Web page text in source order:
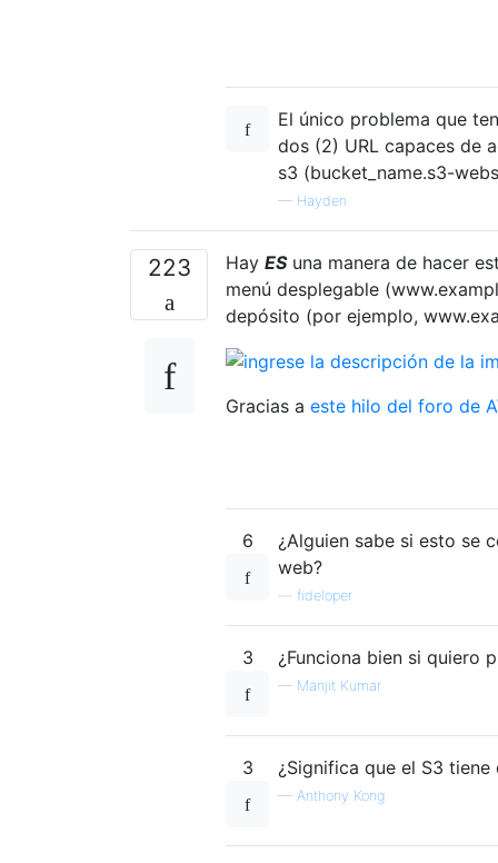
El único problema que
dos (2) URL capaces de
s3 (bucket_name.s3-
— Hayden
223 Hay ESuna manera de hacer
menú desplegable
depósito (por ejemplo,
Gracias a este hilo del foro de
6
¿Alguien sabe si esto se
web?
fideloper
3 ¿Funciona bien si
— Manjit Kumar
3 ¿Significa que el S3
— Anthony Kong